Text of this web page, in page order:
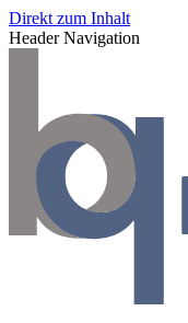
Direkt zum Inhalt
Header Navigation